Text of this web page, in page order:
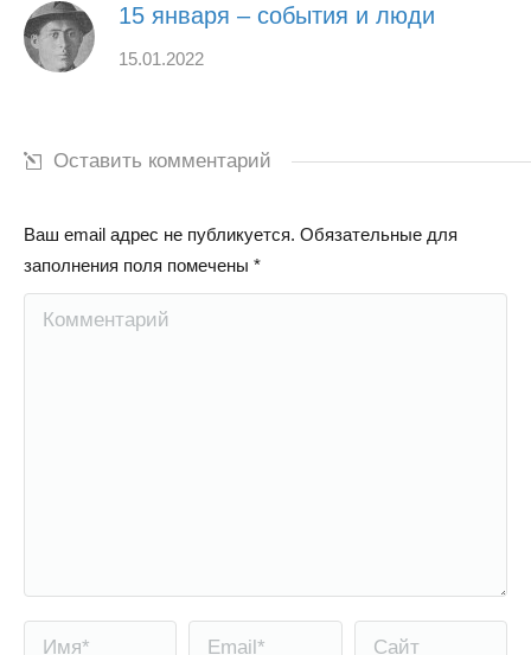
15 января – события и люди
15.01.2022
Оставить комментарий
Ваш email адрес не публикуется. Обязательные для
заполнения поля помечены *
Комментарий
Имя * Email * Сайт